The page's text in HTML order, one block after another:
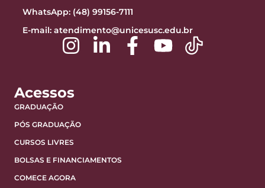
WhatsApp: (48) 99156-7111
E-mail: atendimento@unicesusc.edu.br
Acessos
GRADUAÇÃO
PÓS GRADUAÇÃO
CURSOS LIVRES
BOLSAS E FINANCIAMENTOS
COMECE AGORA